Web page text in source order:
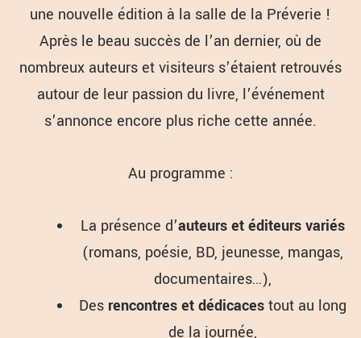
une nouvelle édition à la salle de la Préverie !
Après le beau succès de l’an dernier, où de
nombreux auteurs et visiteurs s’étaient retrouvés
autour de leur passion du livre, l’événement
s’annonce encore plus riche cette année.
Au programme :
La présence d’auteurs et éditeurs variés
(romans, poésie, BD, jeunesse, mangas,
documentaires…),
Des rencontres et dédicacestout au long
de la journée,